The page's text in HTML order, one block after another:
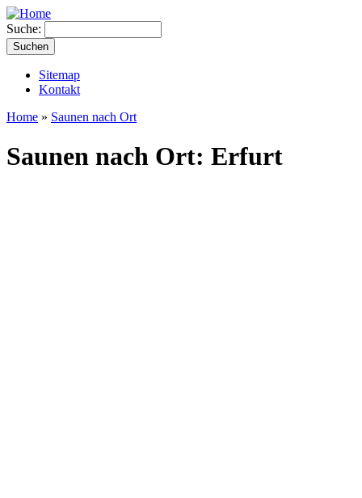
Suche:
Sitemap
Kontakt
Home » Saunen nach Ort
Saunen nach Ort: Erfurt